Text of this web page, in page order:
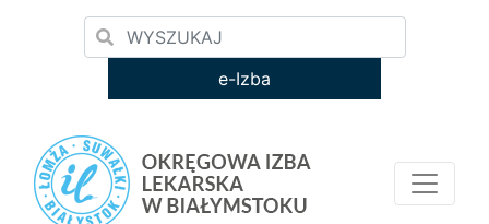
e-Izba